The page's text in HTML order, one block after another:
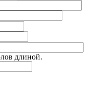
длиной.